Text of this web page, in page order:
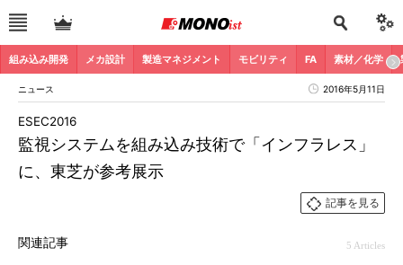
組み込み開発 メカ設計 製造マネジメント モビリティ FA 素材／化学
ニュース 2016年5月11日
監視システムを組み込み技術で「インフラレス」
に、東芝が参考展示
ESEC2016
記事を見る
関連記事 5 Articles